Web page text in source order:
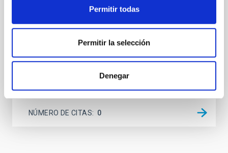
Permitir todas
Permitir la selección
Denegar
Cycle 3 "Arcana of the Ancients" program, which
Burgasser, Adam et al.
Fecha de publicación: 6 2026
BIBCODE 2026ASTCS..1110204B
NÚMERO DE CITAS 0